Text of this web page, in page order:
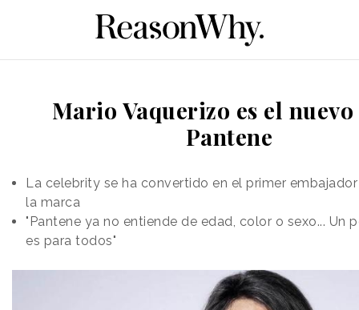
Mario Vaquerizo es el
Pantene
La celebrity se ha convertido en el primer
la marca
"Pantene ya no entiende de edad, color o sexo... Un
es para todos"